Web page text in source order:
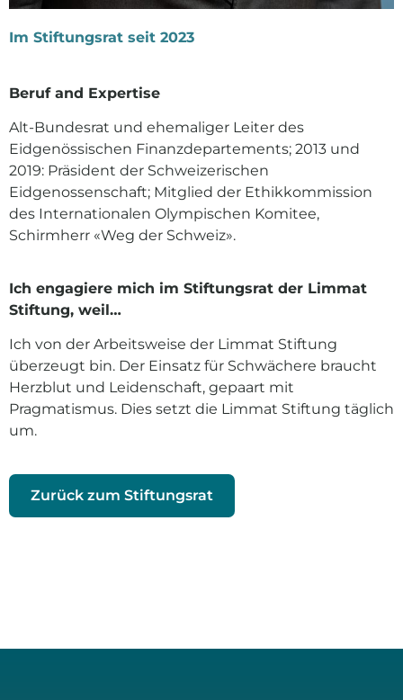
Im Stiftungsrat seit 2023
Beruf and Expertise
Alt-Bundesrat und ehemaliger Leiter des
Eidgenössischen Finanzdepartements; 2013 und
2019: Präsident der Schweizerischen
Eidgenossenschaft; Mitglied der Ethikkommission
des Internationalen Olympischen Komitee,
Schirmherr «Weg der Schweiz».
Ich engagiere mich im Stiftungsrat der Limmat
Stiftung, weil…
Ich von der Arbeitsweise der Limmat Stiftung
überzeugt bin. Der Einsatz für Schwächere braucht
Herzblut und Leidenschaft, gepaart mit
Pragmatismus. Dies setzt die Limmat Stiftung täglich
um.
Zurück zum Stiftungsrat